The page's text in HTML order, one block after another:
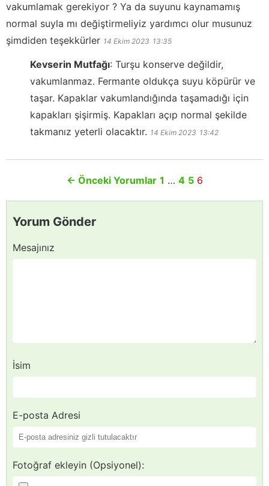
vakumlamak gerekiyor ? Ya da suyunu kaynamamış
normal suyla mı değiştirmeliyiz yardımcı olur musunuz
şimdiden teşekkürler 14 Ekim 2023 13:35
Kevserin Mutfağı: Turşu konserve değildir,
vakumlanmaz. Fermante oldukça suyu köpürür ve
taşar. Kapaklar vakumlandığında taşamadığı için
kapakları şişirmiş. Kapakları açıp normal şekilde
takmanız yeterli olacaktır. 14 Ekim 2023 13:42
← Önceki Yorumlar 1 … 4 5 6
Yorum Gönder
Mesajınız
İsim
E-posta Adresi
Fotoğraf ekleyin (Opsiyonel):